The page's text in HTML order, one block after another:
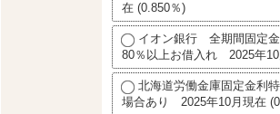
在 (0.850％)
イオン銀行 全期間固定
80％以上お借入れ 2025年
北海道労働金庫固定金利
場合あり 2025年10月現在